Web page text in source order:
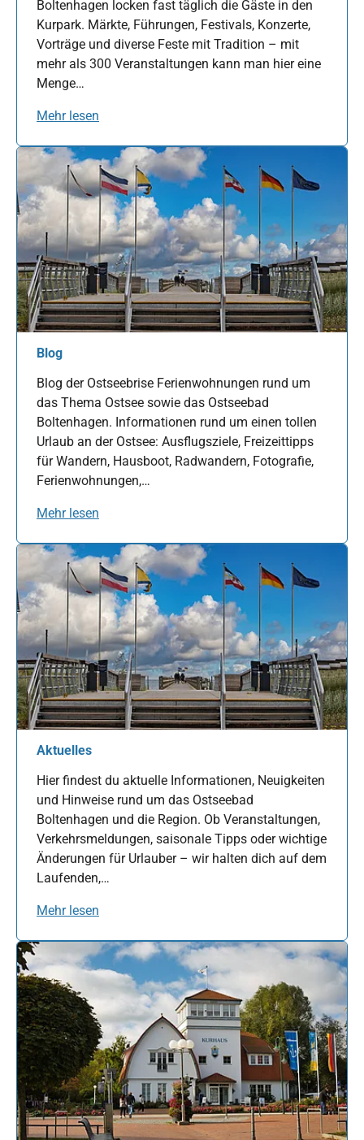
Boltenhagen locken fast täglich die Gäste in den
Kurpark. Märkte, Führungen, Festivals, Konzerte,
Vorträge und diverse Feste mit Tradition – mit
mehr als 300 Veranstaltungen kann man hier eine
Menge…
Mehr lesen
Blog
Blog der Ostseebrise Ferienwohnungen rund um
das Thema Ostsee sowie das Ostseebad
Boltenhagen. Informationen rund um einen tollen
Urlaub an der Ostsee: Ausflugsziele, Freizeittipps
für Wandern, Hausboot, Radwandern, Fotografie,
Ferienwohnungen,…
Mehr lesen
Aktuelles
Hier findest du aktuelle Informationen, Neuigkeiten
und Hinweise rund um das Ostseebad
Boltenhagen und die Region. Ob Veranstaltungen,
Verkehrsmeldungen, saisonale Tipps oder wichtige
Änderungen für Urlauber – wir halten dich auf dem
Laufenden,…
Mehr lesen